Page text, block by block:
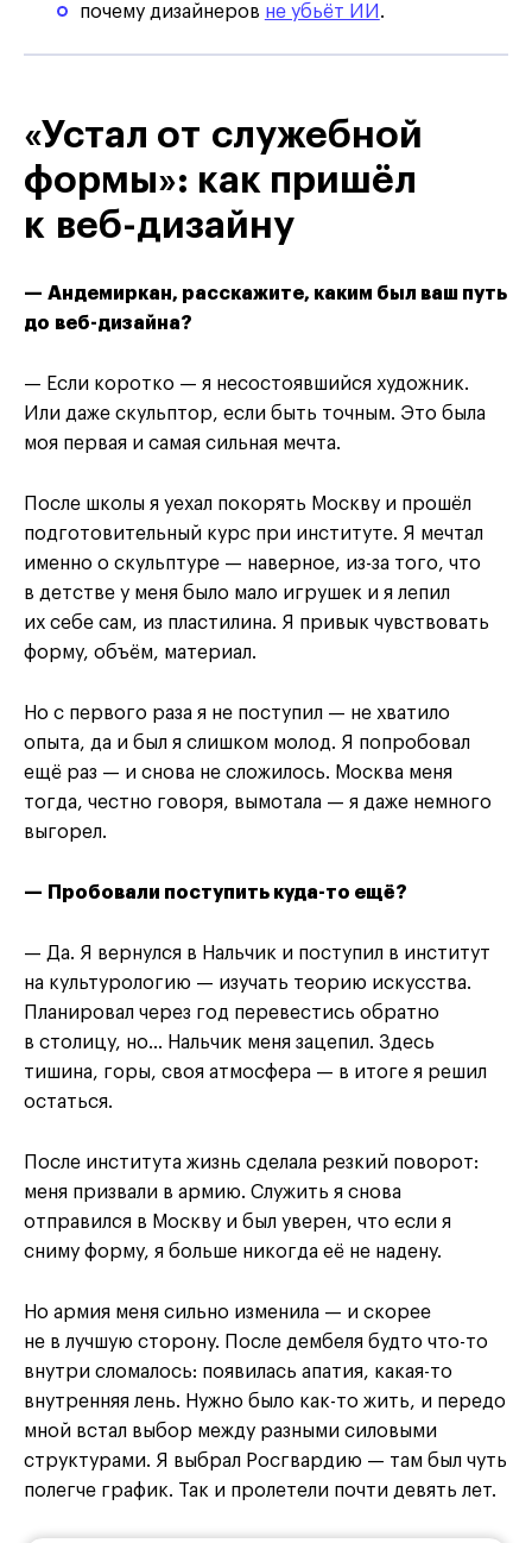
почему дизайнеров не убьёт ИИ .
«Устал от служебной
формы»: как пришёл
к веб-дизайну
— Андемиркан, расскажите, каким был ваш путь
до веб-дизайна?
— Если коротко — я несостоявшийся художник.
Или даже скульптор, если быть точным. Это была
моя первая и самая сильная мечта.
После школы я уехал покорять Москву и прошёл
подготовительный курс при институте. Я мечтал
именно о скульптуре — наверное, из-за того, что
в детстве у меня было мало игрушек и я лепил
их себе сам, из пластилина. Я привык чувствовать
форму, объём, материал.
Но с первого раза я не поступил — не хватило
опыта, да и был я слишком молод. Я попробовал
ещё раз — и снова не сложилось. Москва меня
тогда, честно говоря, вымотала — я даже немного
выгорел.
— Пробовали поступить куда-то ещё?
— Да. Я вернулся в Нальчик и поступил в институт
на культурологию — изучать теорию искусства.
Планировал через год перевестись обратно
в столицу, но… Нальчик меня зацепил. Здесь
тишина, горы, своя атмосфера — в итоге я решил
остаться.
После института жизнь сделала резкий поворот:
меня призвали в армию. Служить я снова
отправился в Москву и был уверен, что если я
сниму форму, я больше никогда её не надену.
Но армия меня сильно изменила — и скорее
не в лучшую сторону. После дембеля будто что-то
внутри сломалось: появилась апатия, какая-то
внутренняя лень. Нужно было как-то жить, и передо
мной встал выбор между разными силовыми
структурами. Я выбрал Росгвардию — там был чуть
полегче график. Так и пролетели почти девять лет.